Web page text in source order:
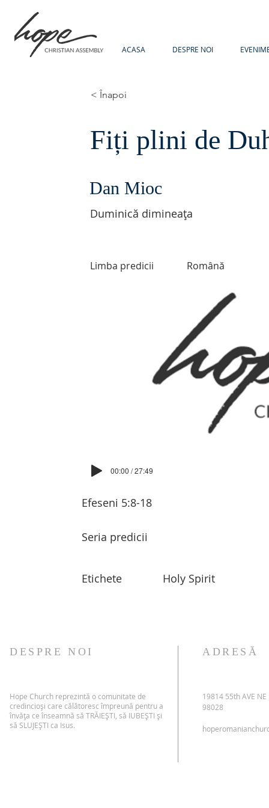
ACASA DESPRE NOI
< Înapoi
Fiți plini de
Dan Mioc
Duminică dimineața
Limba predicii Română
00:00 / 27:49
Efeseni 5:8-18
Seria predicii
Etichete Holy Spirit
DESPRE NOI
Hope Church reprezintă o comunitate de
credincioși care călătoresc împreună pentru a
învăța ce înseamnă să TRĂIEȘTI, să IUBEȘTI și
să SLUJEȘTI ca Isus.
ADRESĂ
19814 55th AVE
98028